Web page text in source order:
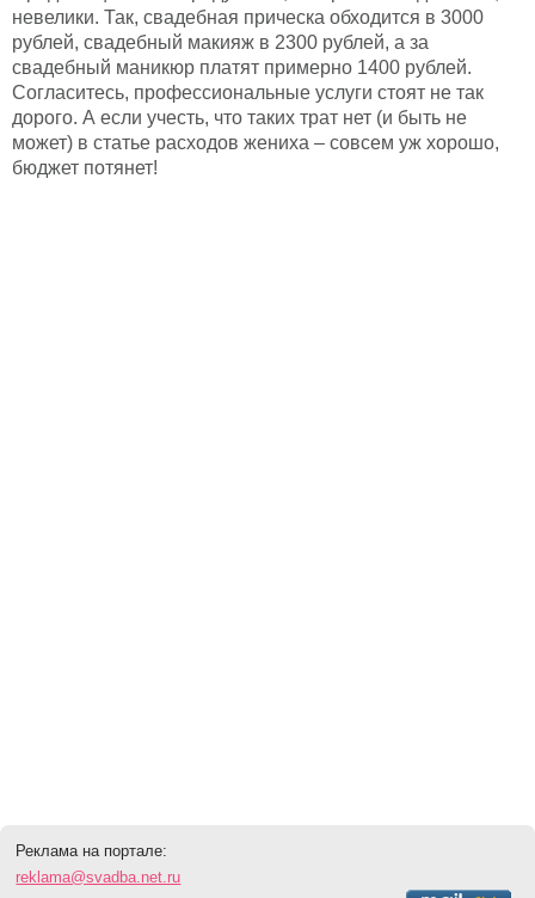
невелики. Так, свадебная прическа обходится в 3000
рублей, свадебный макияж в 2300 рублей, а за
свадебный маникюр платят примерно 1400 рублей.
Согласитесь, профессиональные услуги стоят не так
дорого. А если учесть, что таких трат нет (и быть не
может) в статье расходов жениха – совсем уж хорошо,
бюджет потянет!
Реклама на портале:
reklama@svadba.net.ru